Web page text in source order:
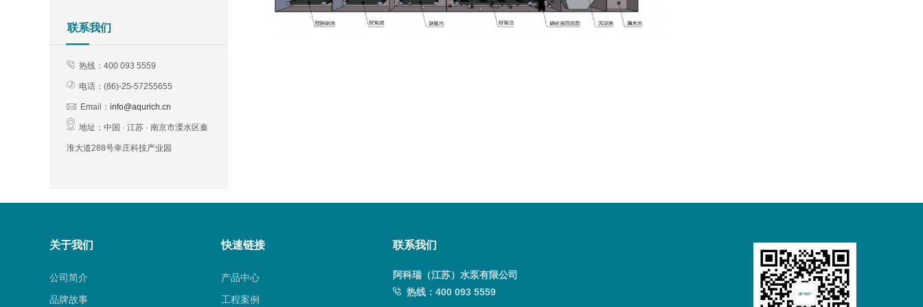
联系我们
热线：400 093 5559
电话：(86)-25-57255655
Email： info@aqurich.cn
地址： 中国 · 江苏 · 南京市溧水区秦
淮大道288号幸庄科技产业园
关于我们
公司简介
品牌故事
快速链接
产品中心
工程案例
联系我们
阿科瑞（江苏）水泵有限公司
热线： 400 093 5559